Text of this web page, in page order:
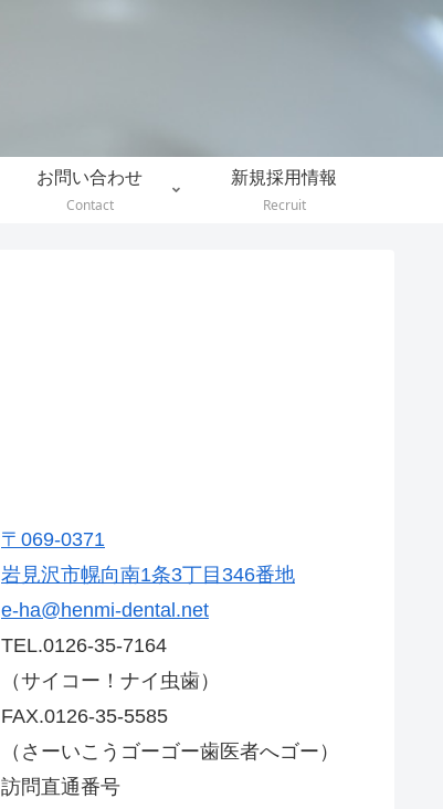
お問い合わせ
Contact
新規採用情報
Recruit
〒069-0371
岩見沢市幌向南1条3丁目346番地
e-ha@henmi-dental.net
TEL.0126-35-7164
（サイコー！ナイ虫歯）
FAX.0126-35-5585
（さーいこうゴーゴー歯医者へゴー）
訪問直通番号